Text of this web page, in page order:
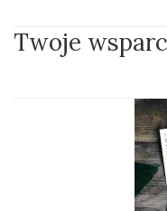
Twoje